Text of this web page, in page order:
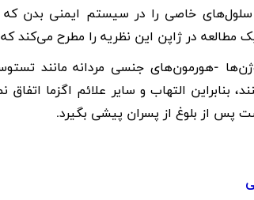
سلول‌های خاصی را در سیستم ایمنی بدن
در ژاپن این نظریه را مطرح می‌کند که
-هورمون‌های جنسی مردانه مانند
بنابراین التهاب و سایر علائم اگزما
پس از بلوغ از پسران پیشی بگیرد.